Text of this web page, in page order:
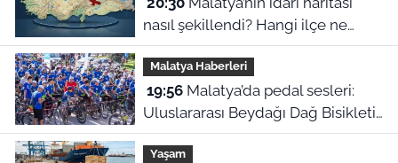
nasıl şekillendi? Hangi ilçe ne
zaman ilçe oldu?
Malatya Haberleri
19:56Malatya’da pedal sesleri:
Uluslararası Beydağı Dağ Bisikleti
Yarışı kortejle başladı
Yaşam